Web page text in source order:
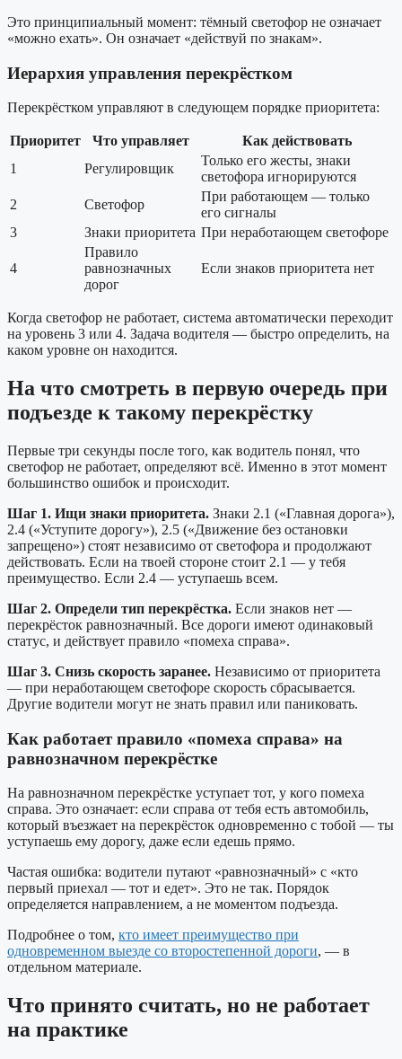
Это принципиальный момент: тёмный светофор не означает
«можно ехать». Он означает «действуй по знакам».
Иерархия управления перекрёстком
Перекрёстком управляют в следующем порядке приоритета:
Приоритет Что управляет
Как действовать
1
Регулировщик
Только его жесты, знаки
светофора игнорируются
2
Светофор
При работающем — только
его сигналы
3
Знаки приоритета При неработающем светофоре
4
Правило
равнозначных
дорог
Если знаков приоритета нет
Когда светофор не работает, система автоматически переходит
на уровень 3 или 4. Задача водителя — быстро определить, на
каком уровне он находится.
На что смотреть в первую очередь при
подъезде к такому перекрёстку
Первые три секунды после того, как водитель понял, что
светофор не работает, определяют всё. Именно в этот момент
большинство ошибок и происходит.
Шаг 1. Ищи знаки приоритета. Знаки 2.1 («Главная дорога»),
2.4 («Уступите дорогу»), 2.5 («Движение без остановки
запрещено») стоят независимо от светофора и продолжают
действовать. Если на твоей стороне стоит 2.1 — у тебя
преимущество. Если 2.4 — уступаешь всем.
Шаг 2. Определи тип перекрёстка. Если знаков нет —
перекрёсток равнозначный. Все дороги имеют одинаковый
статус, и действует правило «помеха справа».
Шаг 3. Снизь скорость заранее. Независимо от приоритета
— при неработающем светофоре скорость сбрасывается.
Другие водители могут не знать правил или паниковать.
Как работает правило «помеха справа» на
равнозначном перекрёстке
На равнозначном перекрёстке уступает тот, у кого помеха
справа. Это означает: если справа от тебя есть автомобиль,
который въезжает на перекрёсток одновременно с тобой — ты
уступаешь ему дорогу, даже если едешь прямо.
Частая ошибка: водители путают «равнозначный» с «кто
первый приехал — тот и едет». Это не так. Порядок
определяется направлением, а не моментом подъезда.
Подробнее о том, кто имеет преимущество при
одновременном выезде со второстепенной дороги, — в
отдельном материале.
Что принято считать, но не работает
на практике